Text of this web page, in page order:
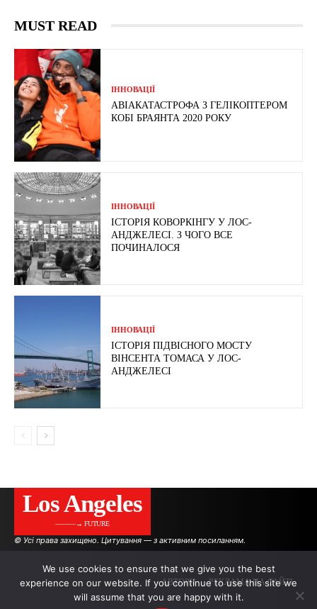
MUST READ
ІННОВАЦІЇ
АВІАКАТАСТРОФА З ГЕЛІКОПТЕРОМ
КОБІ БРАЯНТА 2020 РОКУ
ІННОВАЦІЇ
ІСТОРІЯ КОВОРКІНГУ У ЛОС-
АНДЖЕЛЕСІ. З ЧОГО ВСЕ
ПОЧИНАЛОСЯ
ІННОВАЦІЇ
ІСТОРІЯ ПІДВІСНОГО МОСТУ
ВІНСЕНТА ТОМАСА У ЛОС-
АНДЖЕЛЕСІ
Los Angeles
———→ FUTURE
© Усі права захищено. Цитування — з активним посиланням.
АВТОРИ РЕКЛАМА НА САЙТІ
We use cookies to ensure that we give you the best
experience on our website. If you continue to use this site we
will assume that you are happy with it.